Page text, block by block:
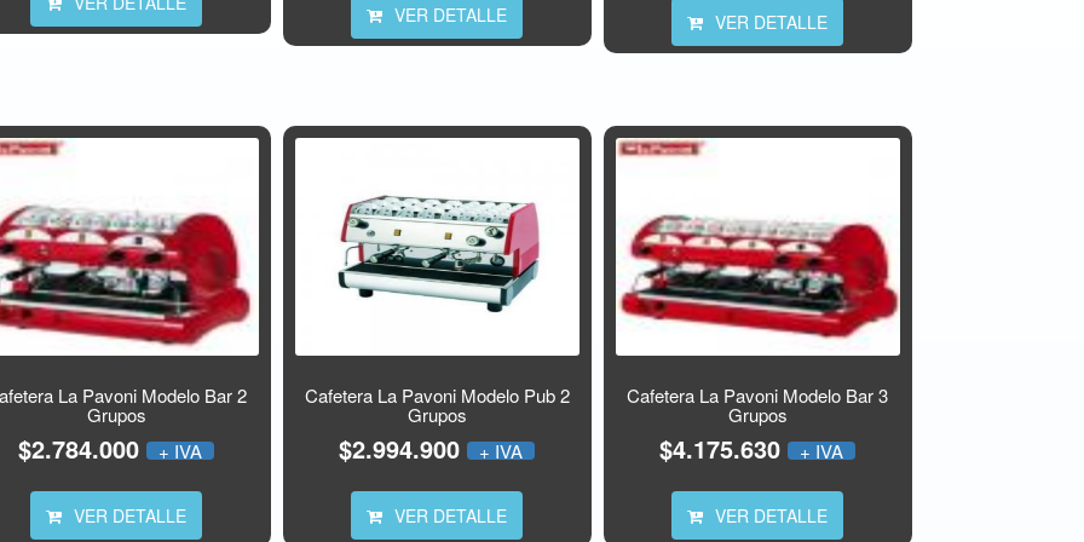
VER DETALLE VER DETALLE
La Pavoni Modelo Bar 2
Grupos
$2.784.000 + IVA
VER DETALLE
Cafetera La Pavoni Modelo Pub 2
Grupos
$2.994.900 + IVA
VER DETALLE
Cafetera La Pavoni Modelo Bar 3
Grupos
$4.175.630 + IVA
VER DETALLE